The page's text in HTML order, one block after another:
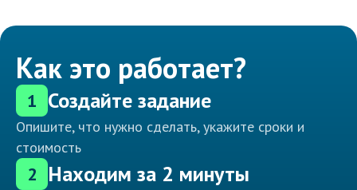
Как это работает?
1 Создайте задание
Опишите, что нужно сделать, укажите сроки и
стоимость
2 Находим за 2 минуты